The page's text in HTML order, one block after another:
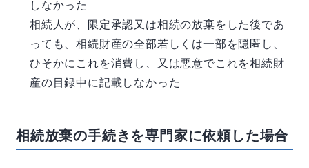
しなかった
相続人が、限定承認又は相続の放棄をした後であ
っても、相続財産の全部若しくは一部を隠匿し、
ひそかにこれを消費し、又は悪意でこれを相続財
産の目録中に記載しなかった
相続放棄の手続きを専門家に依頼した場合